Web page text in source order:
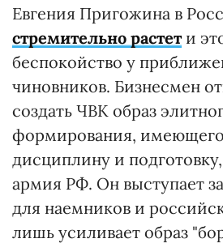
Евгения Пригожина в
стремительно растети
беспокойство у
чиновников. Бизнесмен
создать ЧВК образ
формирования,
дисциплину и
армия РФ. Он выступает
для наемников и
лишь усиливает образ